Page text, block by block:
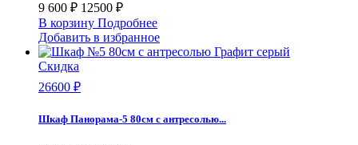
9 600 ₽ 12500 ₽
В корзину Подробнее
Добавить в избранное
Скидка
26600 ₽
Шкаф Панорама-5 80см с антресолью...